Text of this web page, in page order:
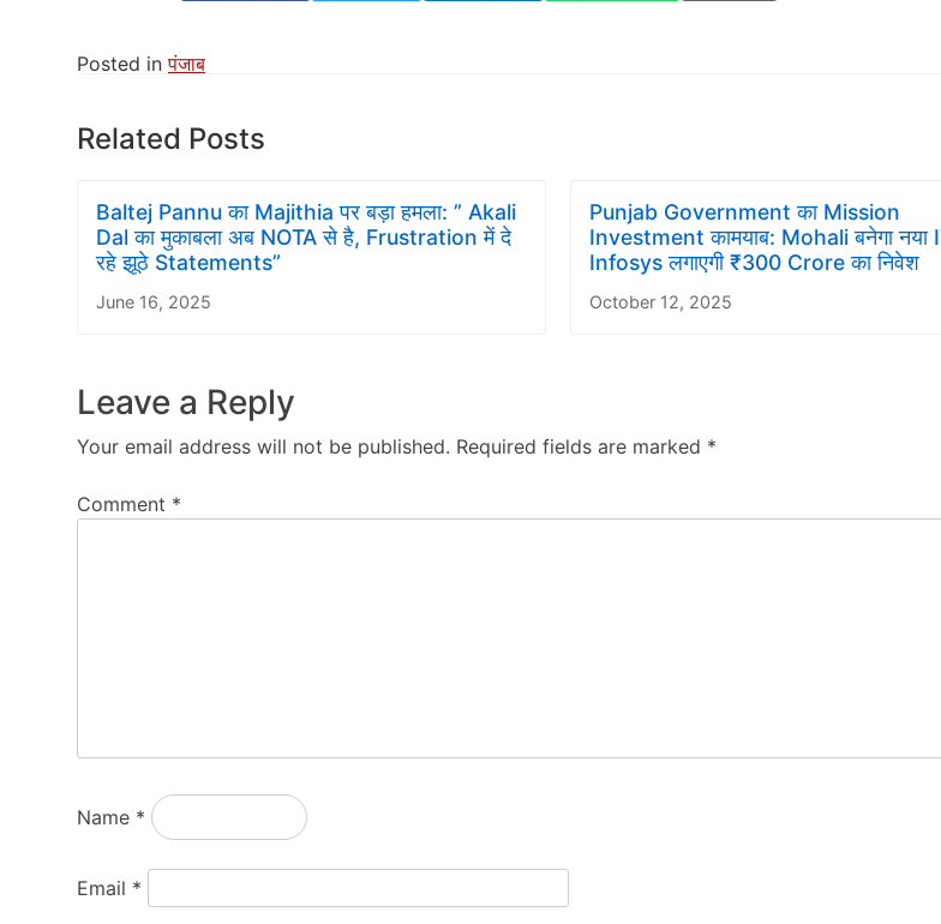
Posted inपंजाब
Related Posts
Baltej Pannu का Majithia पर बड़ा हमला: ” Akali
Dal का मुकाबला अब NOTA से है, Frustration में दे
रहे झूठे Statements”
June 16, 2025
Punjab Government का Mission
Investment कामयाब: Mohali बनेगा नया
Infosys लगाएगी ₹300 Crore का निवेश
October 12, 2025
Leave a Reply
Your email address will not be published. Required fields are marked *
Comment *
Name *
Email *